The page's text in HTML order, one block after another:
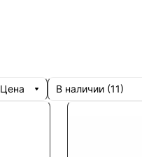
Цена В наличии (11)